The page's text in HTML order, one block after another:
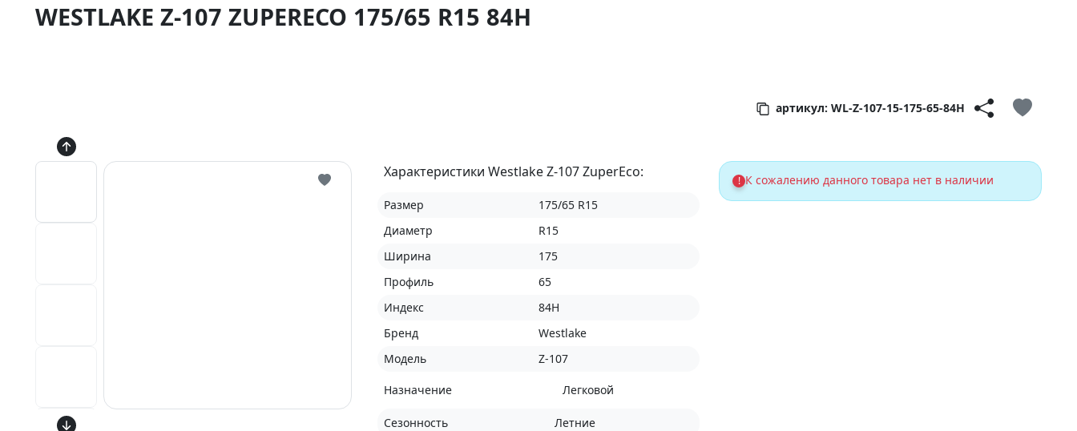
WESTLAKE Z-107 ZUPERECO 175/65 R15 84H
артикул: WL-Z-107-15-175-65-84H
Характеристики Westlake Z-107 ZuperEco:
Размер
175/65 R15
Диаметр
R15
Ширина
175
Профиль
65
Индекс
84H
Бренд
Westlake
Модель
Z-107
Назначение Легковой
Сезонность
Летние
! К сожалению данного товара нет в наличии